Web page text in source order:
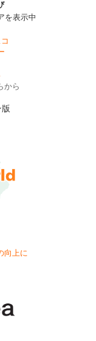
を表示中
から
向上に